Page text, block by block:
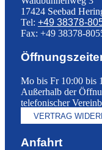
17424 Seebad
Tel: +49 38378-
Fax: +49 38378-
Mo bis Fr 10:00 bis
Außerhalb der
telefonischer
VERTRAG
Anfahrt